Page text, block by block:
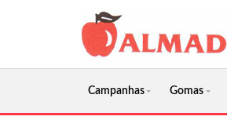
Campanhas Gomas